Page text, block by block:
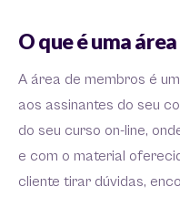
O que é uma
A área de membros é
aos assinantes do seu
do seu curso on-line,
e com o material
cliente tirar dúvidas,